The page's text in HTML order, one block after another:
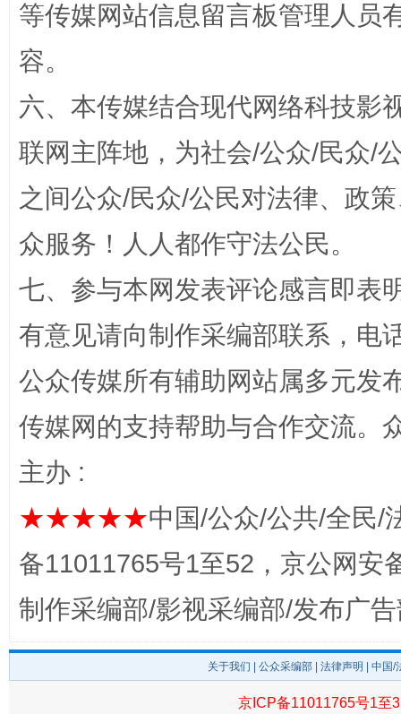
完善运行机制助力责任有效落实 一纸欠
等传媒网站信息留言板管理人员
容。
六、本传媒结合现代网络科技影
联网主阵地，为社会/公众/民众/
之间公众/民众/公民对法律、政
众服务！人人都作守法公民。
七、参与本网发表评论感言即表
有意见请向制作采编部联系，电
公众传媒所有辅助网站属多元发
传媒网的支持帮助与合作交流。
主办 :
★★★★★中国/公众/公共/全民/
备11011765号1至52，京公网安
制作采编部/影视采编部/发布广
关于我们 公众采编部 法律声明 | 中国
京ICP备11011765号1至